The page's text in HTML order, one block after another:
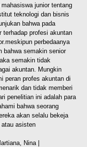
junior tentang
teknologi dan bisnis
bahwa pada
terhadap profesi akuntan
perbedaanya
bahwa semakin senior
semakin tidak
akuntan. Mungkin
peran profes akuntan di
dan tidak memberi
penelitian ini adalah para
bahwa seorang
akan selalu bekeja
asisten
Nina |